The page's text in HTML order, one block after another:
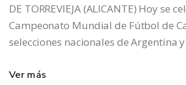
DE TORREVIEJA (ALICANTE) Hoy se
Campeonato Mundial de Fútbol de
selecciones nacionales de Argentina
Ver más